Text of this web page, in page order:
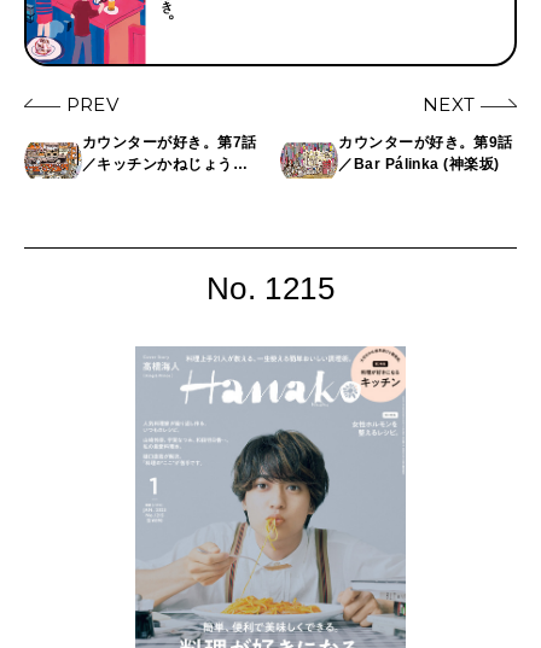
PREV
カウンターが好き。第7話
／キッチンかねじょう
NEXT
カウンターが好き。第9話
／Bar Pálinka (神楽坂)
No. 1215